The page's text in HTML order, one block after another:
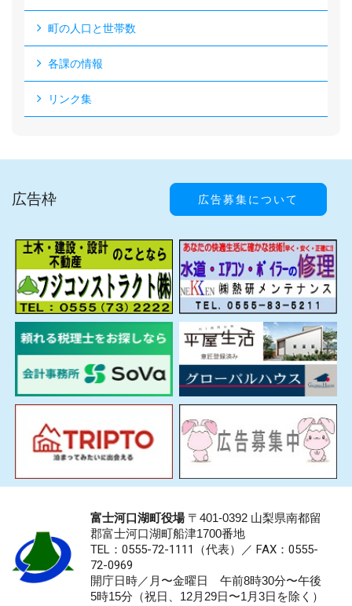
町の人口と世帯数
各課の情報
リンク集
広告枠 広告募集について
富士河口湖町役場〒401-0392 山梨県南都留
郡富士河口湖町船津1700番地
TEL：0555-72-1111 （代表）／ FAX：0555-
72-0969
開庁日時／月〜金曜日 午前8時30分〜午後
5時15分（祝日、12月29日〜1月3日を除く）